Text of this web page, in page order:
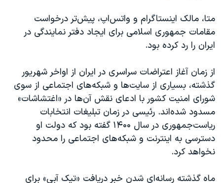
متا، مالک اینستاگرام و واتس‌اپ، پیش‌تر درخواست
مقامات جمهوری اسلامی برای ایجاد دفتر نمایندگی در
ایران را رد کرده بود.
از زمان آغاز اعتراضات سراسری در ایران از اواخر شهریور
گذشته، بسیاری از سایت‌ها و شبکه‌های اجتماعی از سوی
شورای امنیت کشور با ادعای نقش آن‌ها در «اغتشاشات»
مسدود شده‌اند. رئیسی در زمان تبلیغات انتخابات
ریاست‌جمهوری در سال ۱۴۰۰ گفته بود که دولت او
دسترسی به اینترنت و شبکه‌های اجتماعی را محدود
نخواهد کرد.
ماه گذشته رسانه‌‌ای شدن خبر دریافت «تیک آبی» برای